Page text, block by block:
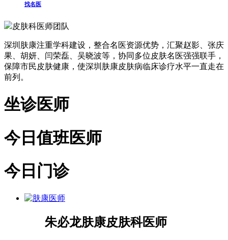
找名医
皮肤科医师团队
深圳肤康注重学科建设，整合名医资源优势，汇聚赵影、张庆
果、胡妍、闫荣磊、吴晓波等，协同多位皮肤名医强强联手，
保障市民皮肤健康，使深圳肤康皮肤病临床诊疗水平一直走在
前列。
坐诊医师
今日值班医师
今日门诊
朱必龙肤康皮肤科医师